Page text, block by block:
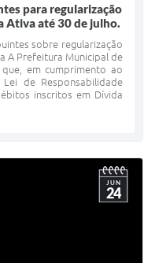
para regularização
Ativa até 30 de julho.
sobre regularização
A Prefeitura Municipal de
em cumprimento ao
de Responsabilidade
inscritos em Dívida
JUN
24